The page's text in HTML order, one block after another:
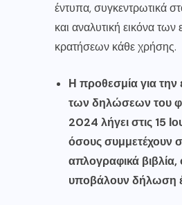
έντυπα, συγκεντρωτικά
και αναλυτική εικόνα
κρατήσεων κάθε χρήσης.
Η προθεσμία για
των δηλώσεων του
2024 λήγει στις 15
όσους συμμετέχουν
απλογραφικά
υποβάλουν δήλωση